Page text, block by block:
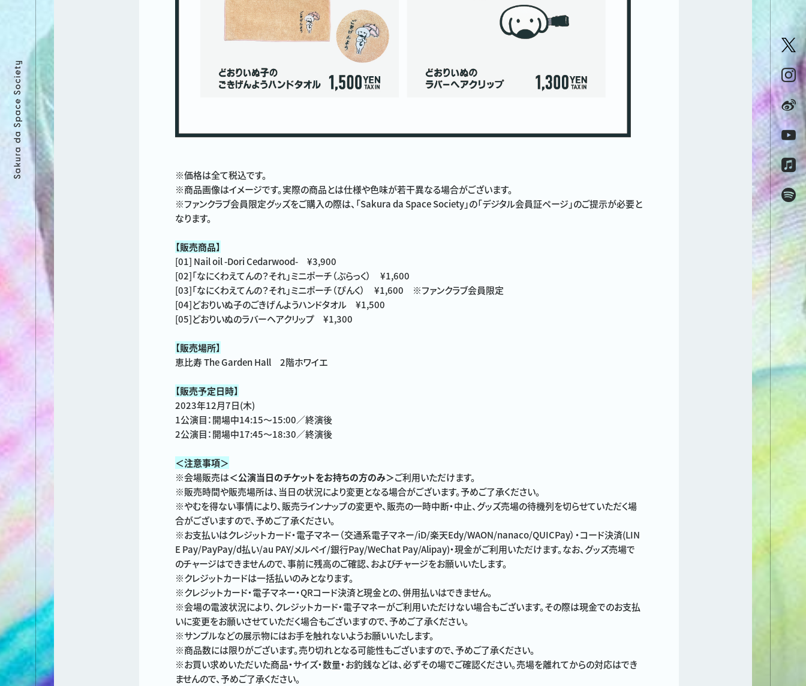
※価格は全て税込です。
※商品画像はイメージです。実際の商品とは仕様や色味が若干異なる場合がございます。
※ファンクラブ会員限定グッズをご購入の際は、「Sakura da Space Society」の「デジタル会員証ページ」のご提示が必要と
なります。
【販売商品】
[01] Nail oil -Dori Cedarwood- ¥3,900
[02]「なにくわえてんの？それ」ミニポーチ（ぶらっく） ¥1,600
[03]「なにくわえてんの？それ」ミニポーチ（ぴんく） ¥1,600 ※ファンクラブ会員限定
[04]どおりいぬ子のごきげんようハンドタオル ¥1,500
[05]どおりいぬのラバーヘアクリップ ¥1,300
【販売場所】
恵比寿 The Garden Hall 2階ホワイエ
【販売予定日時】
2023年12月7日(木)
1公演目：開場中14:15〜15:00／終演後
2公演目：開場中17:45〜18:30／終演後
＜注意事項＞
※会場販売は＜公演当日のチケットをお持ちの方のみ＞ご利用いただけます。
※販売時間や販売場所は、当日の状況により変更となる場合がございます。予めご了承ください。
※やむを得ない事情により、販売ラインナップの変更や、販売の一時中断・中止、グッズ売場の待機列を切らせていただく場
合がございますので、予めご了承ください。
※お支払いはクレジットカード・電子マネー（交通系電子マネー/iD/楽天Edy/WAON/nanaco/QUICPay）・コード決済(LIN
E Pay/PayPay/d払い/au PAY/メルペイ/銀行Pay/WeChat Pay/Alipay)・現金がご利用いただけます。なお、グッズ売場で
のチャージはできませんので、事前に残高のご確認、およびチャージをお願いいたします。
※クレジットカードは一括払いのみとなります。
※クレジットカード・電子マネー・QRコード決済と現金との、併用払いはできません。
※会場の電波状況により、クレジットカード・電子マネーがご利用いただけない場合もございます。その際は現金でのお支払
いに変更をお願いさせていただく場合もございますので、予めご了承ください。
※サンプルなどの展示物にはお手を触れないようお願いいたします。
※商品数には限りがございます。売り切れとなる可能性もございますので、予めご了承ください。
※お買い求めいただいた商品・サイズ・数量・お釣銭などは、必ずその場でご確認ください。売場を離れてからの対応はでき
ませんので、予めご了承ください。